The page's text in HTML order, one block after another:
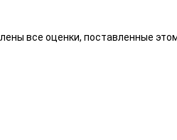
все оценки, поставленные